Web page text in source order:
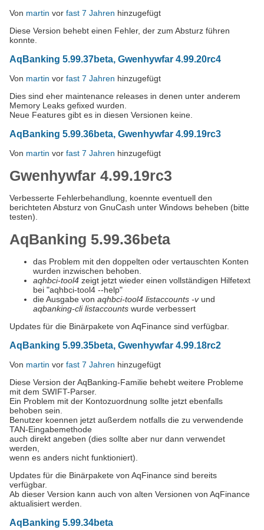
Von martin vor fast 7 Jahren hinzugefügt
Diese Version behebt einen Fehler, der zum Absturz führen
konnte.
AqBanking 5.99.37beta, Gwenhywfar 4.99.20rc4
Von martin vor fast 7 Jahren hinzugefügt
Dies sind eher maintenance releases in denen unter anderem
Memory Leaks gefixed wurden.
Neue Features gibt es in diesen Versionen keine.
AqBanking 5.99.36beta, Gwenhywfar 4.99.19rc3
Von martin vor fast 7 Jahren hinzugefügt
Gwenhywfar 4.99.19rc3
Verbesserte Fehlerbehandlung, koennte eventuell den
berichteten Absturz von GnuCash unter Windows beheben (bitte
testen).
AqBanking 5.99.36beta
das Problem mit den doppelten oder vertauschten Konten
wurden inzwischen behoben.
aqhbci-tool4 zeigt jetzt wieder einen vollständigen Hilfetext
bei "aqhbci-tool4 --help"
die Ausgabe von aqhbci-tool4 listaccounts -vund
aqbanking-cli listaccounts wurde verbessert
Updates für die Binärpakete von AqFinance sind verfügbar.
AqBanking 5.99.35beta, Gwenhywfar 4.99.18rc2
Von martin vor fast 7 Jahren hinzugefügt
Diese Version der AqBanking-Familie behebt weitere Probleme
mit dem SWIFT-Parser.
Ein Problem mit der Kontozuordnung sollte jetzt ebenfalls
behoben sein.
Benutzer koennen jetzt außerdem notfalls die zu verwendende
TAN-Eingabemethode
auch direkt angeben (dies sollte aber nur dann verwendet
werden,
wenn es anders nicht funktioniert).
Updates für die Binärpakete von AqFinance sind bereits
verfügbar.
Ab dieser Version kann auch von alten Versionen von AqFinance
aktualisiert werden.
AqBanking 5.99.34beta